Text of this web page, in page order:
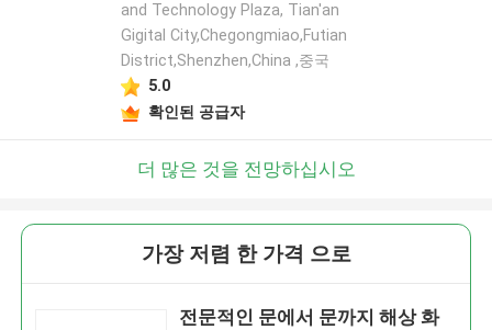
and Technology Plaza, Tian'an
Gigital City,Chegongmiao,Futian
District,Shenzhen,China ,중국
5.0
확인된 공급자
더 많은 것을 전망하십시오
가장 저렴 한 가격 으로
전문적인 문에서 문까지 해상 화